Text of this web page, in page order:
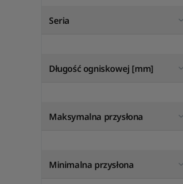
Seria
Długość ogniskowej [mm]
Maksymalna przysłona
Minimalna przysłona